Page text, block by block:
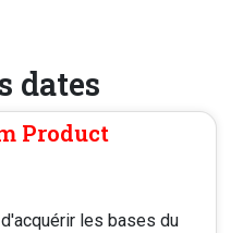
dates
Product
les bases du